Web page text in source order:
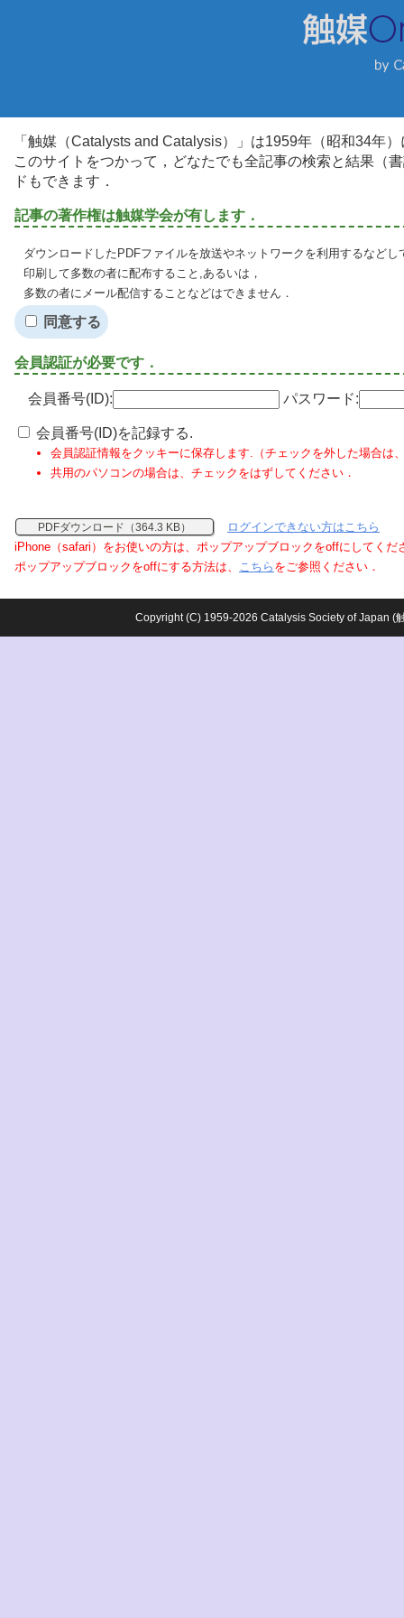
「触媒（Catalysts and Catalysis）」は1959年（昭和34年
このサイトをつかって，どなたでも全記事の検索と結果（
ドもできます．
記事の著作権は触媒学会が有します．
ダウンロードしたPDFファイルを放送やネットワークを利用するなど
印刷して多数の者に配布すること,あるいは，
多数の者にメール配信することなどはできません．
同意する
会員認証が必要です．
会員番号(ID): パスワード:
会員番号(ID)を記録する.
会員認証情報をクッキーに保存します.（チェックを外した場合は
共用のパソコンの場合は、チェックをはずしてください．
PDFダウンロード（364.3 KB）
ログインできない方はこちら
iPhone（safari）をお使いの方は、ポップアップブロックをoffにしてくだ
ポップアップブロックをoffにする方法は、 こちら をご参照ください．
Copyright (C) 1959-2026 Catalysis Society of Japan (